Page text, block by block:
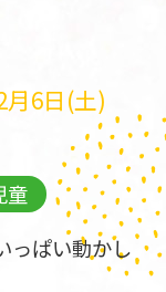
月6日(土)
童
っぱい動かし